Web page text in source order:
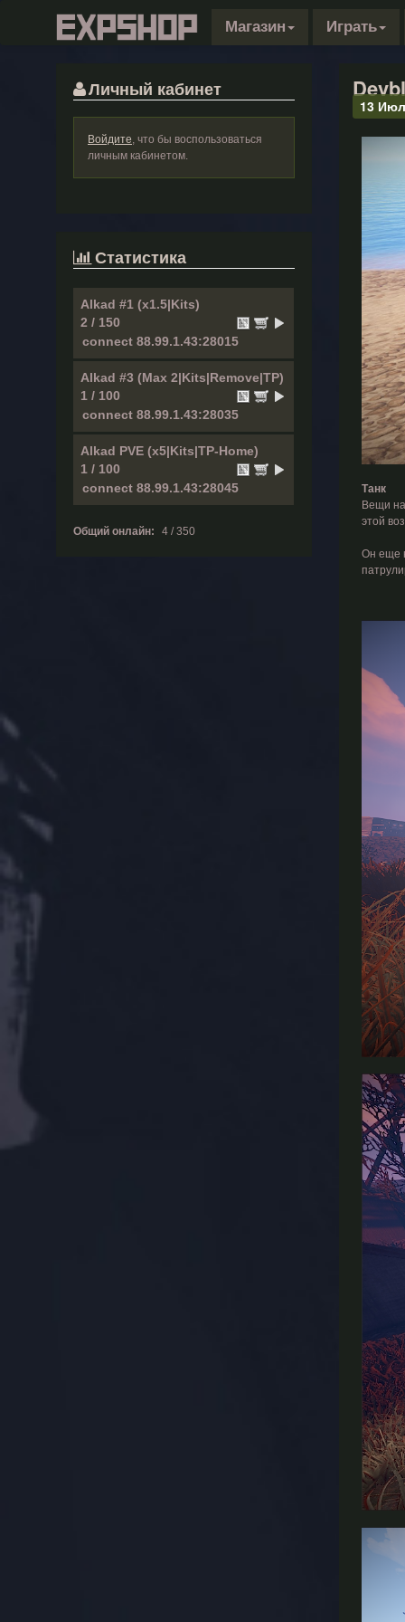
Магазин Играть
Личный кабинет
Войдите, что бы воспользоваться
личным кабинетом.
Статистика
Alkad #1 (x1.5|Kits)
2 / 150
Alkad #3 (Max 2|Kits|Remove|TP)
1 / 100
Alkad PVE (x5|Kits|TP-Home)
1 / 100
Общий онлайн: 4 / 350
13
Танк
Вещи
этой
Он еще